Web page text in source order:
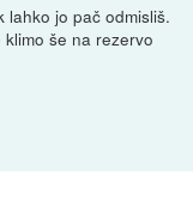
lahko jo pač odmisliš.
še na rezervo